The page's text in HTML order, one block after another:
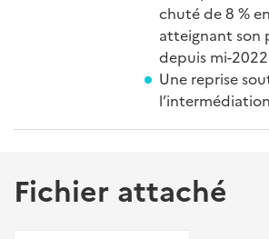
chuté de 8 %
atteignant son
depuis mi-
Une reprise
Fichier attaché